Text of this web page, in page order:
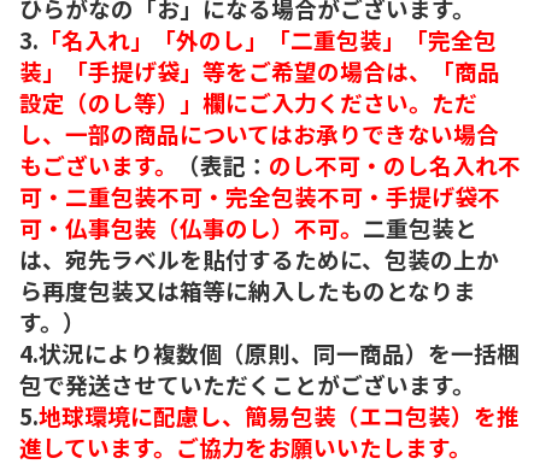
ひらがなの「お」になる場合がございます。
3. 「名入れ」「外のし」「二重包装」「完全包
装」「手提げ袋」等をご希望の場合は、「商品
設定（のし等）」欄にご入力ください。ただ
し、一部の商品についてはお承りできない場合
もございます。
（表記： のし不可・のし名入れ不
可・二重包装不可・完全包装不可・手提げ袋不
可・仏事包装（仏事のし）不可。 二重包装と
は、宛先ラベルを貼付するために、包装の上か
ら再度包装又は箱等に納入したものとなりま
す。）
4.状況により複数個（原則、同一商品）を一括梱
包で発送させていただくことがございます。
5.地球環境に配慮し、簡易包装（エコ包装）を推
進しています。ご協力をお願いいたします。